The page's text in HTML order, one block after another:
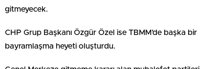
gitmeyecek.
CHP Grup Başkanı Özgür Özel ise TBMM’de başka bir
bayramlaşma heyeti oluşturdu.